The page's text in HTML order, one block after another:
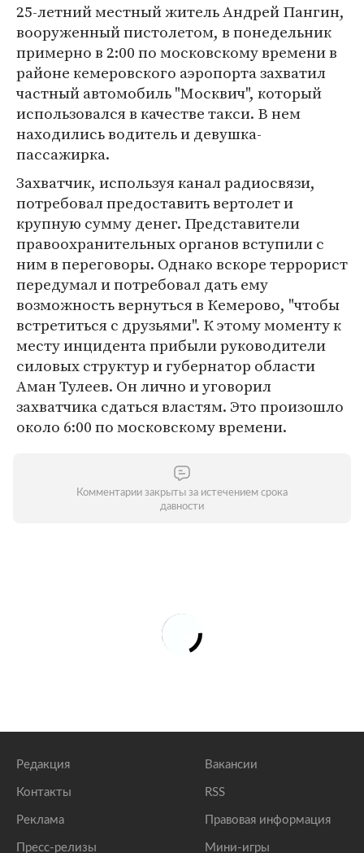
25-летний местный житель Андрей Пангин,
вооруженный пистолетом, в понедельник
примерно в 2:00 по московскому времени в
районе кемеровского аэропорта захватил
частный автомобиль "Москвич", который
использовался в качестве такси. В нем
находились водитель и девушка-
пассажирка.
Захватчик, используя канал радиосвязи,
потребовал предоставить вертолет и
крупную сумму денег. Представители
правоохранительных органов вступили с
ним в переговоры. Однако вскоре террорист
передумал и потребовал дать ему
возможность вернуться в Кемерово, "чтобы
встретиться с друзьями". К этому моменту к
месту инцидента прибыли руководители
силовых структур и губернатор области
Аман Тулеев. Он лично и уговорил
захватчика сдаться властям. Это произошло
около 6:00 по московскому времени.
Комментарии закрыты за истечением срока
давности
Редакция
Контакты
Реклама
Пресс-релизы
Вакансии
RSS
Правовая информация
Мини-игры